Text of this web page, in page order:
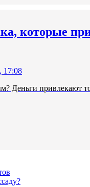
которые
17:08
Деньги привлекают